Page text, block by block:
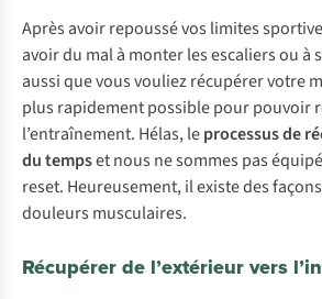
Après avoir repoussé vos limites
avoir du mal à monter les escaliers ou à
aussi que vous vouliez récupérer votre
plus rapidement possible pour pouvoir
l’entraînement. Hélas, leprocessus de
du tempset nous ne sommes pas
reset. Heureusement, il existe des
douleurs musculaires.
Récupérer de l’extérieur vers